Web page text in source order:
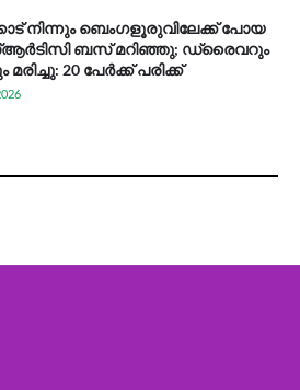
നിന്നും ബെംഗളൂരുവിലേക്ക് പോയ
ബസ് മറിഞ്ഞു; ഡ്രൈവറും
മരിച്ചു: 20 പേര്‍ക്ക് പരിക്ക്